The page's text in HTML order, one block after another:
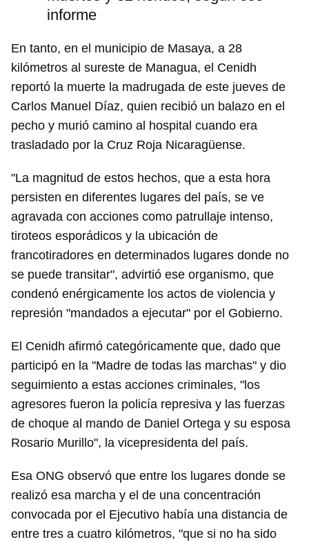
informe
En tanto, en el municipio de Masaya, a 28
kilómetros al sureste de Managua, el Cenidh
reportó la muerte la madrugada de este jueves de
Carlos Manuel Díaz, quien recibió un balazo en el
pecho y murió camino al hospital cuando era
trasladado por la Cruz Roja Nicaragüense.
"La magnitud de estos hechos, que a esta hora
persisten en diferentes lugares del país, se ve
agravada con acciones como patrullaje intenso,
tiroteos esporádicos y la ubicación de
francotiradores en determinados lugares donde no
se puede transitar", advirtió ese organismo, que
condenó enérgicamente los actos de violencia y
represión "mandados a ejecutar" por el Gobierno.
El Cenidh afirmó categóricamente que, dado que
participó en la "Madre de todas las marchas" y dio
seguimiento a estas acciones criminales, "los
agresores fueron la policía represiva y las fuerzas
de choque al mando de Daniel Ortega y su esposa
Rosario Murillo", la vicepresidenta del país.
Esa ONG observó que entre los lugares donde se
realizó esa marcha y el de una concentración
convocada por el Ejecutivo había una distancia de
entre tres a cuatro kilómetros, "que si no ha sido